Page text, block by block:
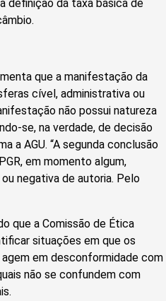
definição da taxa básica de
que a manifestação da
cível, administrativa ou
não possui natureza
se, na verdade, de decisão
a AGU. “A segunda conclusão
em momento algum,
negativa de autoria. Pelo
que a Comissão de Ética
situações em que os
em desconformidade com
não se confundem com